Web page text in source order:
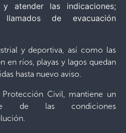
atender las indicaciones;
de evacuación
y deportiva, así como las
en ríos, playas y lagos quedan
hasta nuevo aviso.
Protección Civil, mantiene un
de las condiciones